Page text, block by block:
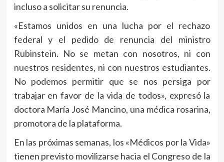
incluso a solicitar su renuncia.
«Estamos unidos en una lucha por el rechazo
federal y el pedido de renuncia del ministro
Rubinstein. No se metan con nosotros, ni con
nuestros residentes, ni con nuestros estudiantes.
No podemos permitir que se nos persiga por
trabajar en favor de la vida de todos», expresó la
doctora María José Mancino, una médica rosarina,
promotora de la plataforma.
En las próximas semanas, los «Médicos por la Vida»
tienen previsto movilizarse hacia el Congreso de la